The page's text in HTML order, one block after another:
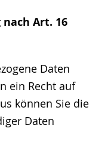
Art. 16
Daten
ein Recht auf
können Sie die
Daten